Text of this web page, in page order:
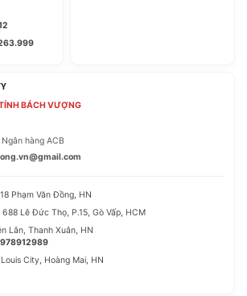
BÁCH VƯỢNG
Ngân hàng ACB
Phạm Văn Đồng, HN
Lê Đức Thọ, P.15, Gò Vấp, HCM
Lân, Thanh Xuân, HN
City, Hoàng Mai, HN